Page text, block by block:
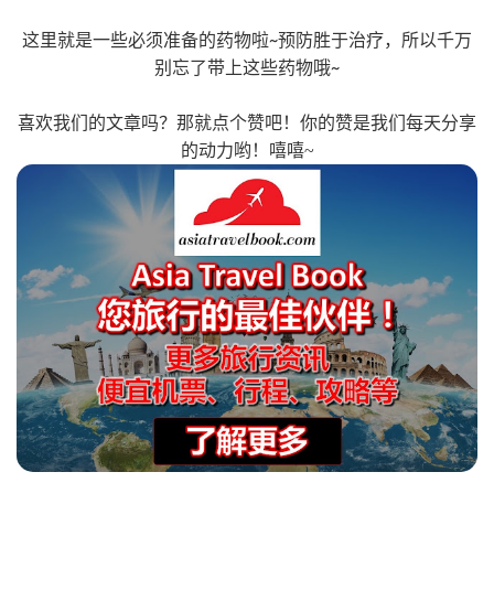
这里就是一些必须准备的药物啦~预防胜于治疗，所以千万
别忘了带上这些药物哦~
喜欢我们的文章吗？那就点个赞吧！你的赞是我们每天分享
的动力哟！嘻嘻~